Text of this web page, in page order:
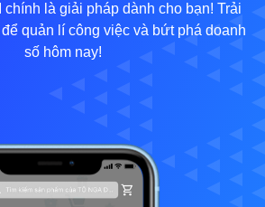
là giải pháp dành cho bạn! Trải
quản lí công việc và bứt phá doanh
số hôm nay!